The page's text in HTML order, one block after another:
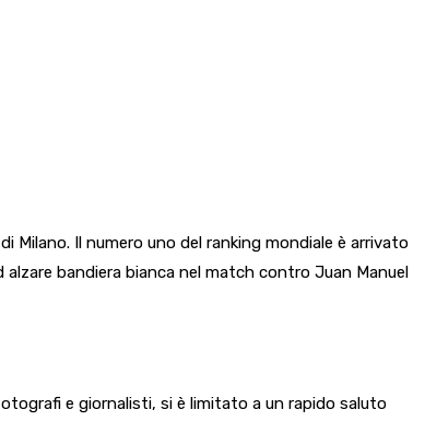
di Milano. Il numero uno del ranking mondiale è arrivato
bandiera bianca nel match contro Juan Manuel
e giornalisti, si è limitato a un rapido saluto